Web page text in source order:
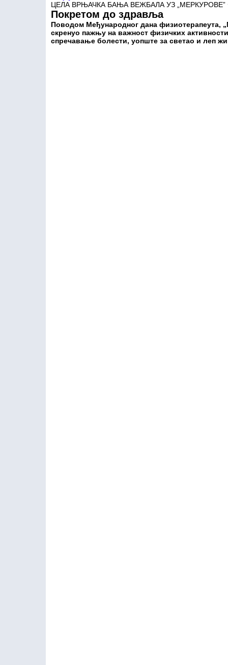
ЦЕЛА ВРЊАЧКА БАЊА ВЕЖБАЛА УЗ
Покретом до здравља
Поводом Међународног дана физиотерапеута,
скренуо пажњу на важност физичких
спречавање болести, уопште за светао и леп